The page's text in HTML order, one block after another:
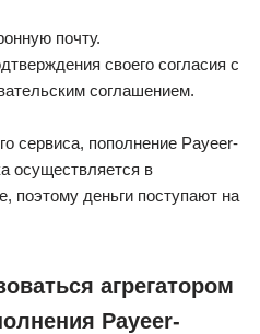
почту.
своего согласия с
соглашением.
сервиса, пополнение Payeer-
осуществляется в
поэтому деньги поступают на
агрегатором
Payeer-